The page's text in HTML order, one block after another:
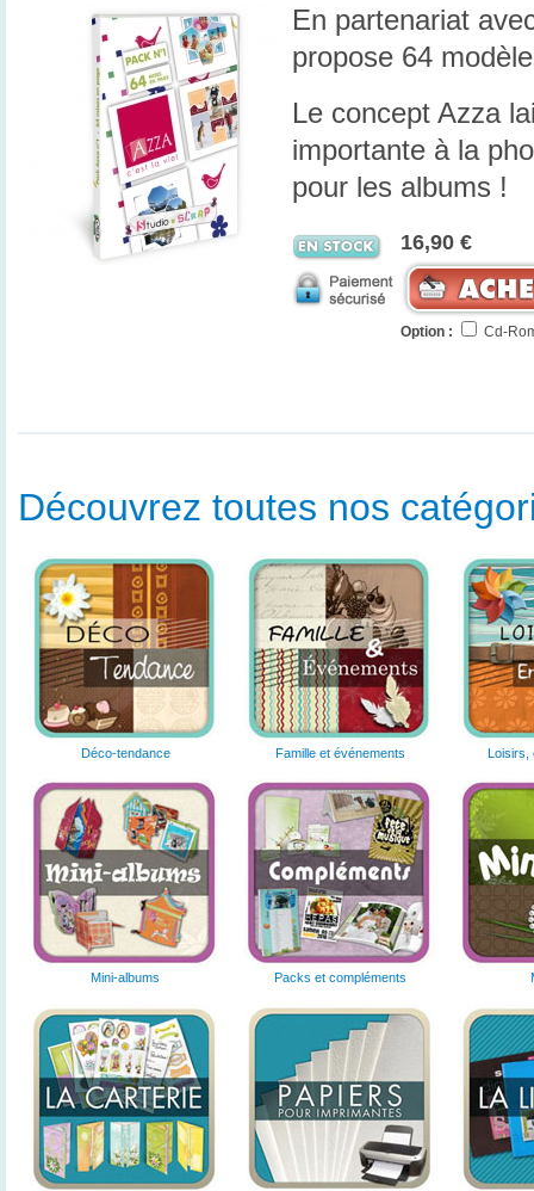
En partenariat
propose 64
Le concept Azza
importante à la
pour les albums !
16,90 €
Option : Cd-
Découvrez toutes nos
Déco-tendance Famille et événements
Mini-albums Packs et compléments